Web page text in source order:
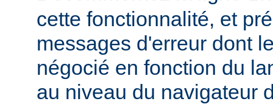
cette fonctionnalité, et
messages d'erreur dont
négocié en fonction du
au niveau du navigateur